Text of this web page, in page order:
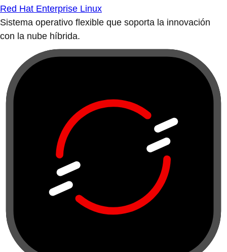
Red Hat Enterprise Linux
Sistema operativo flexible que soporta la innovación
con la nube híbrida.